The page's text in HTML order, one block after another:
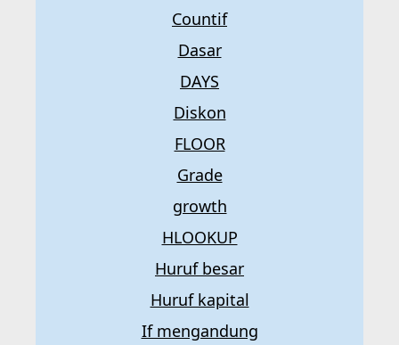
Countif
Dasar
DAYS
Diskon
FLOOR
Grade
growth
HLOOKUP
Huruf besar
Huruf kapital
If mengandung